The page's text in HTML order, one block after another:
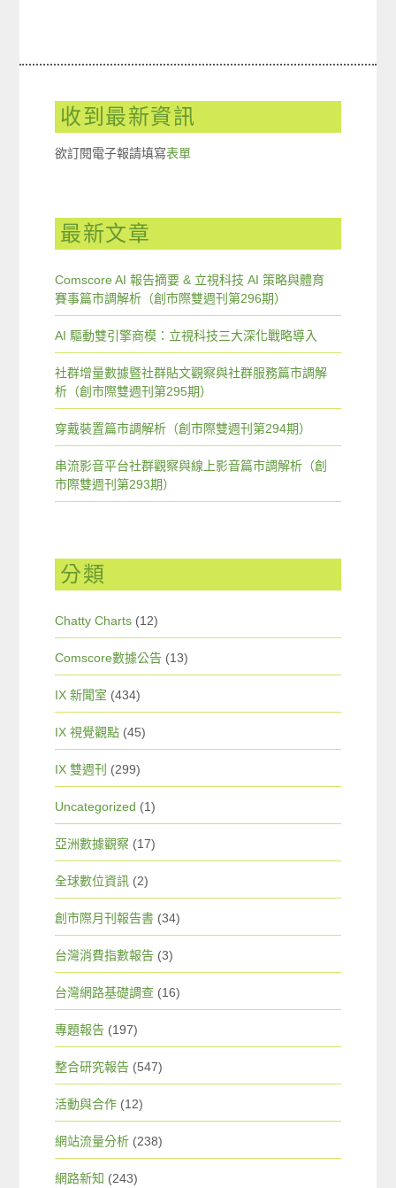
收到最新資訊
欲訂閱電子報請填寫表單
最新文章
Comscore AI 報告摘要 & 立視科技 AI 策略與體育
賽事篇市調解析（創市際雙週刊第296期）
AI 驅動雙引擎商模：立視科技三大深化戰略導入
社群增量數據暨社群貼文觀察與社群服務篇市調解
析（創市際雙週刊第295期）
穿戴裝置篇市調解析（創市際雙週刊第294期）
串流影音平台社群觀察與線上影音篇市調解析（創
市際雙週刊第293期）
分類
Chatty Charts (12)
Comscore數據公告 (13)
IX 新聞室 (434)
IX 視覺觀點 (45)
IX 雙週刊 (299)
Uncategorized (1)
亞洲數據觀察 (17)
全球數位資訊 (2)
創市際月刊報告書 (34)
台灣消費指數報告 (3)
台灣網路基礎調查 (16)
專題報告 (197)
整合研究報告 (547)
活動與合作 (12)
網站流量分析 (238)
網路新知 (243)